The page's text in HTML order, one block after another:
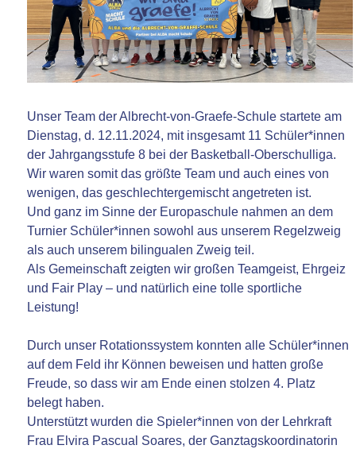
Unser Team der Albrecht-von-Graefe-Schule startete am
Dienstag, d. 12.11.2024, mit insgesamt 11 Schüler*innen
der Jahrgangsstufe 8 bei der Basketball-Oberschulliga.
Wir waren somit das größte Team und auch eines von
wenigen, das geschlechtergemischt angetreten ist.
Und ganz im Sinne der Europaschule nahmen an dem
Turnier Schüler*innen sowohl aus unserem Regelzweig
als auch unserem bilingualen Zweig teil.
Als Gemeinschaft zeigten wir großen Teamgeist, Ehrgeiz
und Fair Play – und natürlich eine tolle sportliche
Leistung!
Durch unser Rotationssystem konnten alle Schüler*innen
auf dem Feld ihr Können beweisen und hatten große
Freude, so dass wir am Ende einen stolzen 4. Platz
belegt haben.
Unterstützt wurden die Spieler*innen von der Lehrkraft
Frau Elvira Pascual Soares, der Ganztagskoordinatorin